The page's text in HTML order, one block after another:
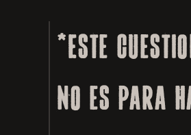
*Este
no es para